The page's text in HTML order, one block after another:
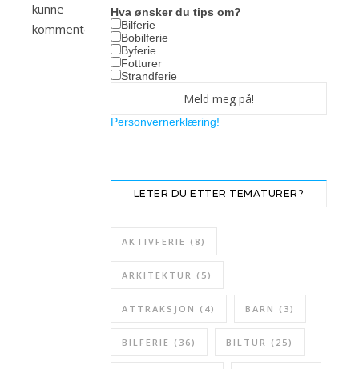
kunne
kommentere.
Hva ønsker du tips om?
Bilferie
Bobilferie
Byferie
Fotturer
Strandferie
Personvernerklæring!
LETER DU ETTER TEMATURER?
AKTIVFERIE (8)
ARKITEKTUR (5)
ATTRAKSJON (4) BARN (3)
BILFERIE (36) BILTUR (25)